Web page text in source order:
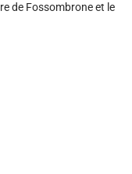
de Fossombrone et le